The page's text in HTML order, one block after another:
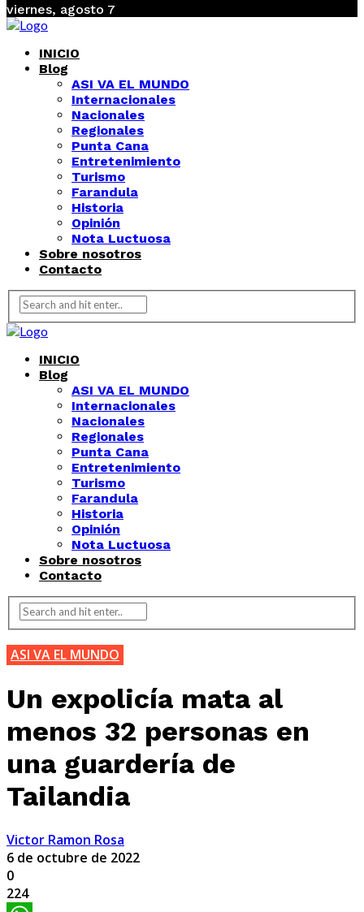
viernes, agosto 7
INICIO
Blog
ASI VA EL MUNDO
Internacionales
Nacionales
Regionales
Punta Cana
Entretenimiento
Turismo
Farandula
Historia
Opinión
Nota Luctuosa
Sobre nosotros
Contacto
INICIO
Blog
ASI VA EL MUNDO
Internacionales
Nacionales
Regionales
Punta Cana
Entretenimiento
Turismo
Farandula
Historia
Opinión
Nota Luctuosa
Sobre nosotros
Contacto
ASI VA EL MUNDO
Un expolicía mata al
menos 32 personas en
una guardería de
Tailandia
Victor Ramon Rosa
6 de octubre de 2022
0
224